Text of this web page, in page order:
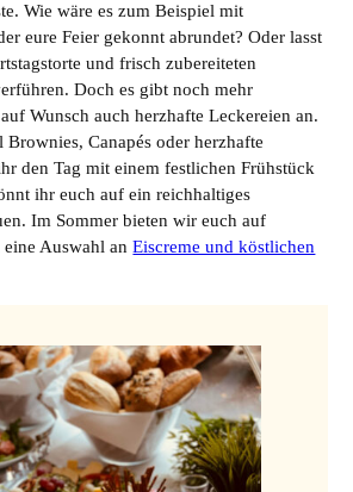
Wie wäre es zum Beispiel mit
eure Feier gekonnt abrundet? Oder lasst
und frisch zubereiteten
Doch es gibt noch mehr
Wunsch auch herzhafte Leckereien an.
Canapés oder herzhafte
den Tag mit einem festlichen Frühstück
ihr euch auf ein reichhaltiges
Im Sommer bieten wir euch auf
eine Auswahl anEiscreme und köstlichen